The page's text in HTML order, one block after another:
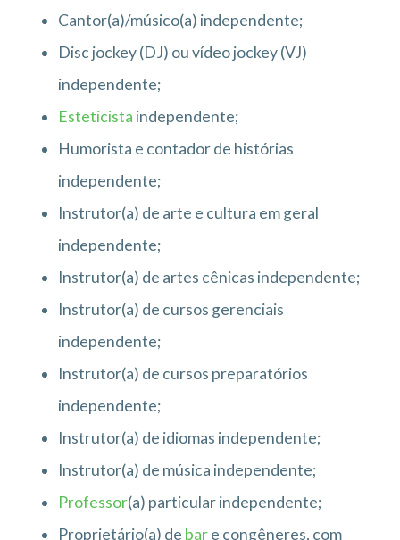
Cantor(a)/músico(a) independente;
Disc jockey (DJ) ou vídeo jockey (VJ)
independente;
Esteticista independente;
Humorista e contador de histórias
independente;
Instrutor(a) de arte e cultura em geral
independente;
Instrutor(a) de artes cênicas independente;
Instrutor(a) de cursos gerenciais
independente;
Instrutor(a) de cursos preparatórios
independente;
Instrutor(a) de idiomas independente;
Instrutor(a) de música independente;
Professor(a) particular independente;
Proprietário(a) de bare congêneres, com